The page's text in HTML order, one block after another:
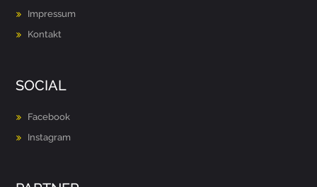
Impressum
Kontakt
SOCIAL
Facebook
Instagram